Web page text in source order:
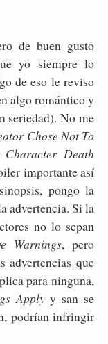
de buen gusto
yo siempre lo
de eso le reviso
algo romántico y
seriedad). No me
Chose Not To
Death
importante así
pongo la
advertencia. Si la
no lo sepan
Warnings, pero
advertencias que
para ninguna,
Applyy san se
podrían infringir